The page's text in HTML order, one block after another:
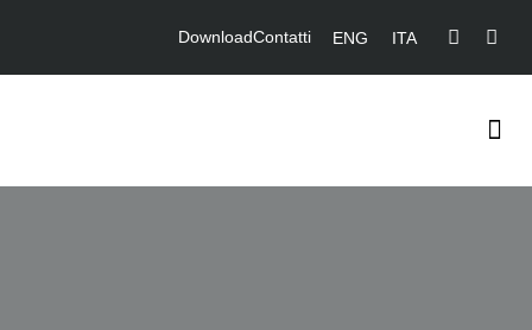
DownloadContatti ENG ITA